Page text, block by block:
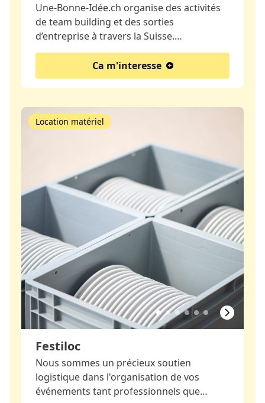
Une-Bonne-Idée.ch organise des activités
de team building et des sorties
d’entreprise à travers la Suisse.…
Ca m'interesse
Festiloc
Location matériel
Nous sommes un précieux soutien
logistique dans l'organisation de vos
événements tant professionnels que…